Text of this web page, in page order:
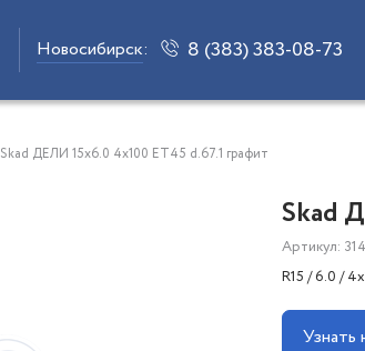
Новосибирск: 8 (383) 383-08-73
Skad ДЕЛИ 15x6.0 4x100 ET45 d.67.1 графит
Skad
Артикул:
R15 / 6.0 /
Узнать